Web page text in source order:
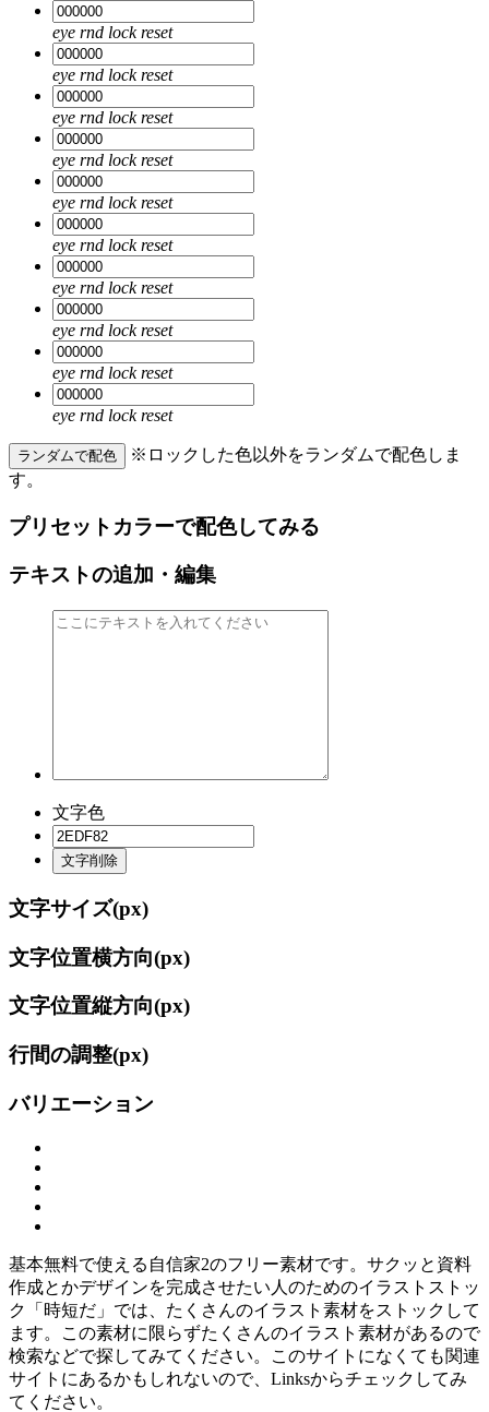
eye rnd lock reset
eye rnd lock reset
eye rnd lock reset
eye rnd lock reset
eye rnd lock reset
eye rnd lock reset
eye rnd lock reset
eye rnd lock reset
eye rnd lock reset
eye rnd lock reset
ランダムで配色
※ロックした色以外をランダムで配色しま
す。
プリセットカラーで配色してみる
テキストの追加・編集
文字色
文字削除
文字サイズ(px)
文字位置横方向(px)
文字位置縦方向(px)
行間の調整(px)
バリエーション
基本無料で使える自信家2のフリー素材です。サクッと資料
作成とかデザインを完成させたい人のためのイラストストッ
ク「時短だ」では、たくさんのイラスト素材をストックして
ます。この素材に限らずたくさんのイラスト素材があるので
検索などで探してみてください。このサイトになくても関連
サイトにあるかもしれないので、Linksからチェックしてみ
てください。